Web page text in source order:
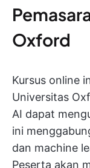
Oxford
Kursus online
Universitas
AI dapat
ini
dan machine
Peserta akan